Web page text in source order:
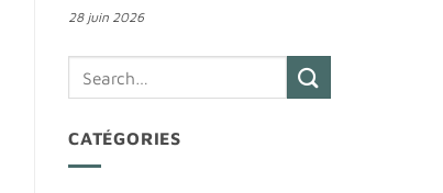
28 juin 2026
CATÉGORIES